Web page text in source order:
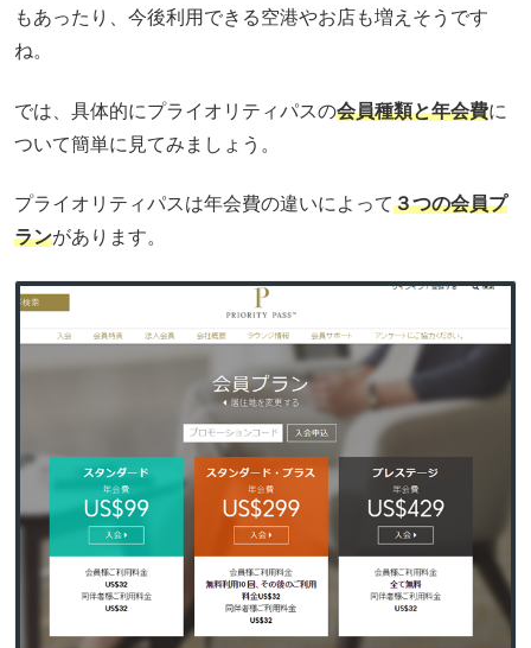
もあったり、今後利用できる空港やお店も増えそうです
ね。
では、具体的にプライオリティパスの会員種類と年会費に
ついて簡単に見てみましょう。
プライオリティパスは年会費の違いによって３つの会員プ
ランがあります。